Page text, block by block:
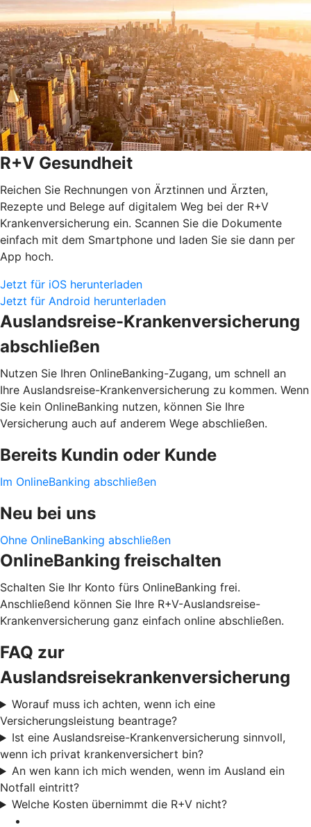
R+V Gesundheit
Reichen Sie Rechnungen von Ärztinnen und Ärzten,
Rezepte und Belege auf digitalem Weg bei der R+V
Krankenversicherung ein. Scannen Sie die Dokumente
einfach mit dem Smartphone und laden Sie sie dann per
App hoch.
Jetzt für iOS herunterladen
Jetzt für Android herunterladen
Auslandsreise-Krankenversicherung
abschließen
Nutzen Sie Ihren OnlineBanking-Zugang, um schnell an
Ihre Auslandsreise-Krankenversicherung zu kommen. Wenn
Sie kein OnlineBanking nutzen, können Sie Ihre
Versicherung auch auf anderem Wege abschließen.
Bereits Kundin oder Kunde
Im OnlineBanking abschließen
Neu bei uns
Ohne OnlineBanking abschließen
OnlineBanking freischalten
Schalten Sie Ihr Konto fürs OnlineBanking frei.
Anschließend können Sie Ihre R+V-Auslandsreise-
Krankenversicherung ganz einfach online abschließen.
FAQ zur
Auslandsreisekrankenversicherung
Worauf muss ich achten, wenn ich eine
Versicherungsleistung beantrage?
Ist eine Auslandsreise-Krankenversicherung sinnvoll,
wenn ich privat krankenversichert bin?
An wen kann ich mich wenden, wenn im Ausland ein
Notfall eintritt?
Welche Kosten übernimmt die R+V nicht?